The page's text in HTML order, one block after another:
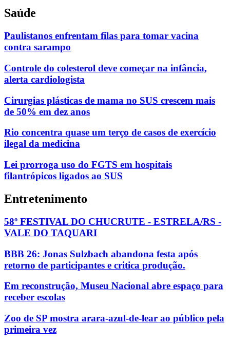
Saúde
Paulistanos enfrentam filas para tomar vacina
contra sarampo
Controle do colesterol deve começar na infância,
alerta cardiologista
Cirurgias plásticas de mama no SUS crescem mais
de 50% em dez anos
Rio concentra quase um terço de casos de exercício
ilegal da medicina
Lei prorroga uso do FGTS em hospitais
filantrópicos ligados ao SUS
Entretenimento
58º FESTIVAL DO CHUCRUTE - ESTRELA/RS -
VALE DO TAQUARI
BBB 26: Jonas Sulzbach abandona festa após
retorno de participantes e critica produção.
Em reconstrução, Museu Nacional abre espaço para
receber escolas
Zoo de SP mostra arara-azul-de-lear ao público pela
primeira vez